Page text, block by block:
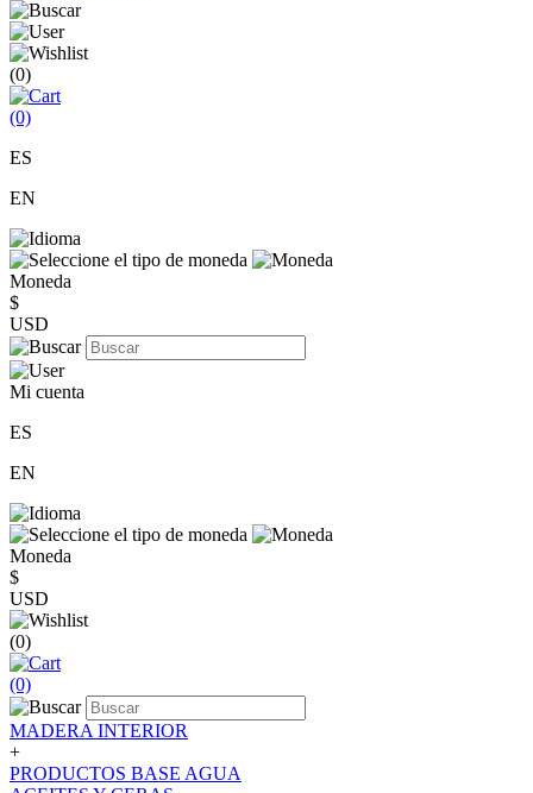
(0)
(0)
ES
EN
Moneda
$
USD
Mi cuenta
ES
EN
Moneda
$
USD
(0)
(0)
MADERA INTERIOR
+
PRODUCTOS BASE AGUA